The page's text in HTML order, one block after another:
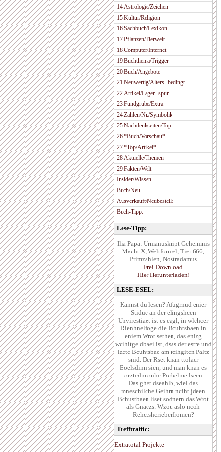
14.Astrologie/Zeichen
15.Kultur/Religion
16.Sachbuch/Lexikon
17.Pflanzen/Tierwelt
18.Computer/Internet
19.Buchthema/Trigger
20.Buch/Angebote
21.Neuwertig/Alters- bedingt
22.Artikel/Lager- spur
23.Fundgrube/Extra
24.Zahlen/Nr./Symbolik
25.Nachdenkseiten/Top
26.*Buch/Vorschau*
27.*Top/Artikel*
28.Aktuelle/Themen
29.Fakten/Welt
Insider/Wissen
Buch/Neu
Ausverkauft/Neubestellt
Buch-Tipp:
Lese-Tipp:
Ilia Papa: Urmanuskript Geheimnis
Macht X, Weltformel, Tier 666,
Primzahlen, Nostradamus
Frei Download
Hier Herunterladen!
LESE-ESEL:
Kannst du lesen? Afugrnud enier
Stidue an der elingshcen
Unvirestiaet ist es eagl, in wlehcer
Rienhnelfoge die Bcuhtsbaen in
eniem Wrot sethen, das enizg
wcihitge dbaei ist, dsas der estre und
lzete Bcuhtsbae am rcihgiten Paltz
snid. Der Rset knan ttolaer
Boelsdinn sien, und man knan es
torztedm onhe Porbelme lseen.
Das ghet dseahlb, wiel das
mneschilche Geihrn nciht jdeen
Bchustbaen liset sodnern das Wrot
als Gnaezs. Wzou aslo ncoh
Rehctshcrieberfromen?
Trefftraffic:
Extratotal Projekte